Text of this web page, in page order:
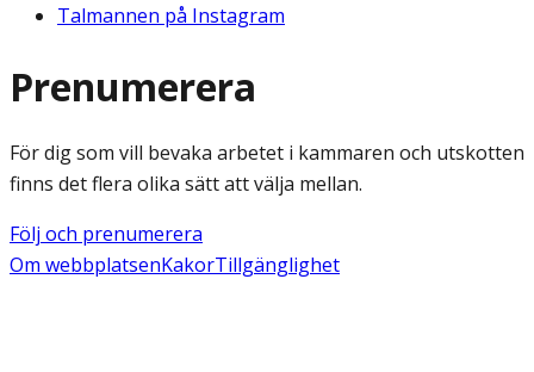
Talmannen på Instagram
Prenumerera
För dig som vill bevaka arbetet i kammaren och utskotten
finns det flera olika sätt att välja mellan.
Följ och prenumerera
Om webbplatsenKakorTillgänglighet